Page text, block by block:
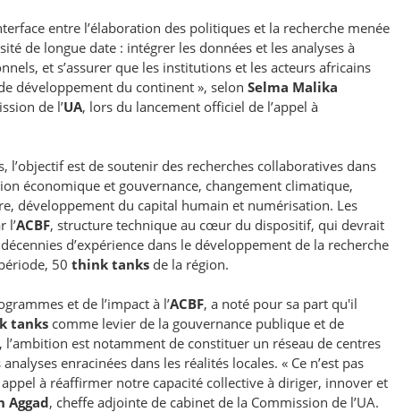
entre l’élaboration des politiques et la recherche menée
de longue date : intégrer les données et les analyses à
et s’assurer que les institutions et les acteurs africains
développement du continent », selon Selma Malika
de l’UA, lors du lancement officiel de l’appel à
est de soutenir des recherches collaboratives dans
économique et gouvernance, changement climatique,
développement du capital humain et numérisation. Les
l’ACBF, structure technique au cœur du dispositif, qui devrait
d’expérience dans le développement de la recherche
50 think tanks de la région.
et de l’impact à l’ACBF, a noté pour sa part qu'il
tanks comme levier de la gouvernance publique et de
, l’ambition est notamment de constituer un réseau de centres
enracinées dans les réalités locales. « Ce n’est pas
à réaffirmer notre capacité collective à diriger, innover et
Aggad, cheffe adjointe de cabinet de la Commission de l’UA.